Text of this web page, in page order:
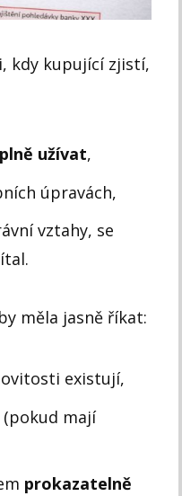
kdy kupující zjistí,
užívat,
úpravách,
vztahy, se
měla jasně říkat:
existují,
mají
prokazatelně